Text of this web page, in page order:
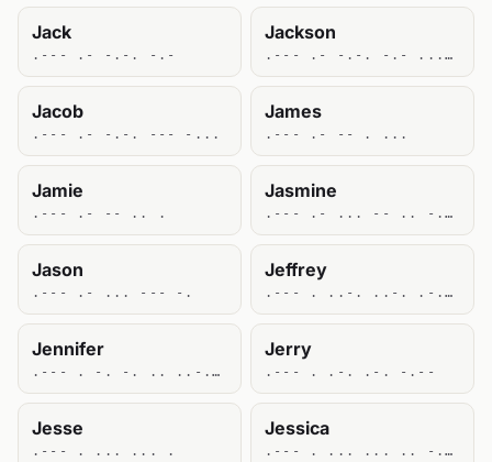
Jack
.--- .- -.-. -.-
Jackson
.--- .- -.-. -.- ... --- -.
Jacob
.--- .- -.-. --- -...
James
.--- .- -- . ...
Jamie
.--- .- -- .. .
Jasmine
.--- .- ... -- .. -. .
Jason
.--- .- ... --- -.
Jeffrey
.--- . ..-. ..-. .-. . -.--
Jennifer
.--- . -. -. .. ..-. . .-.
Jerry
.--- . .-. .-. -.--
Jesse
.--- . ... ... .
Jessica
.--- . ... ... .. -.-. .-